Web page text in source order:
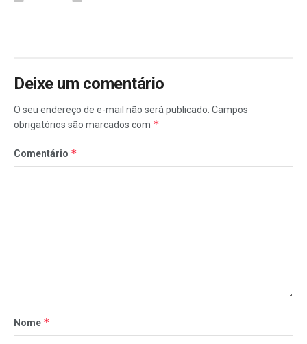
Deixe um comentário
O seu endereço de e-mail não será publicado. Campos
obrigatórios são marcados com *
Comentário *
Nome *